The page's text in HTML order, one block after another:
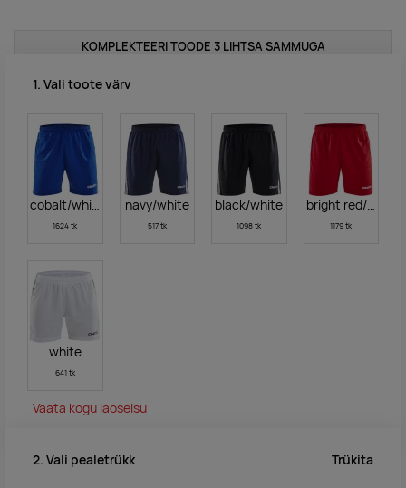
KOMPLEKTEERI TOODE 3 LIHTSA SAMMUGA
1. Vali toote värv
cobalt/white
1624 tk
navy/white
517 tk
black/white
1098 tk
bright red/white
1179 tk
white
641 tk
Vaata kogu laoseisu
2. Vali pealetrükk Trükita